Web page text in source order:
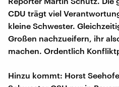
CDU trägt viel
kleine Schwester.
Großen nachzueifern, ihr
machen. Ordentlich
Hinzu kommt: Horst